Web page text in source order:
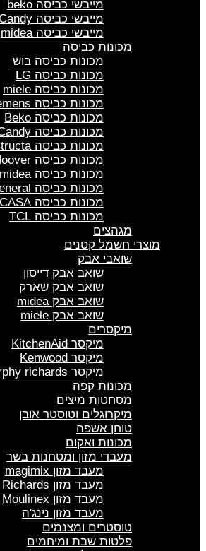
מייבשי כביסה beko
מייבשי כביסה Candy
מייבשי כביסה midea
מכונות כביסה
מכונות כביסה בוש
מכונות כביסה LG
מכונות כביסה miele
מכונות כביסה Siemens
מכונות כביסה Beko
מכונות כביסה Candy
מכונות כביסה Constructa
מכונות כביסה Hoover
מכונות כביסה midea
מכונות כביסה general
מכונות כביסה LACASA
מכונות כביסה TCL
מגהצים
מוצרי חשמל קטנים
שואבי אבק
שואב אבק דייסון
שואב אבק שארק
שואב אבק midea
שואב אבק miele
מיקסרים
מיקסר KitchenAid
מיקסר Kenwood
מיקסר morphy richards
מכונות קפה
מסחטות מיצים
מיקרוגלים וטוסטר אובן
טוחן אשפה
מכונות ואקום
מעבדי מזון ומטחנות בשר
מעבד מזון magimix
מעבד מזון Morphy Richards
מעבד מזון Moulinex
מעבד מזון נינג'ה
טוסטרים ומצנמים
פלטות שבת ומיחמים